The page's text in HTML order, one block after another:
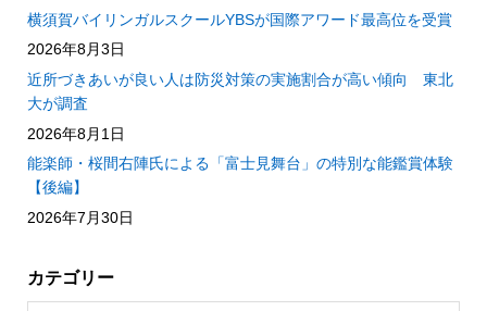
横須賀バイリンガルスクールYBSが国際アワード最高位を受賞
2026年8月3日
近所づきあいが良い人は防災対策の実施割合が高い傾向 東北
大が調査
2026年8月1日
能楽師・桜間右陣氏による「富士見舞台」の特別な能鑑賞体験
【後編】
2026年7月30日
カテゴリー